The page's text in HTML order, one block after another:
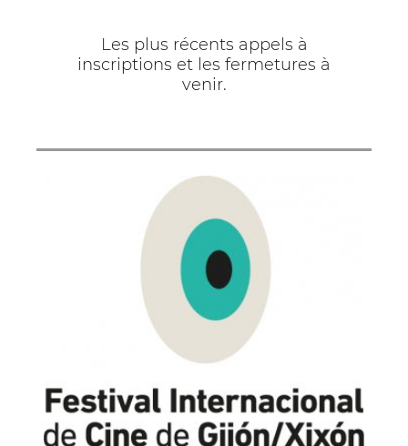
Les plus récents appels à
inscriptions et les fermetures à
venir.